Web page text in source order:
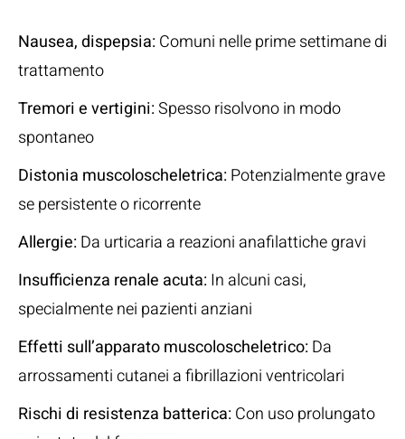
Nausea, dispepsia:Comuni nelle prime settimane di
trattamento
Tremori e vertigini:Spesso risolvono in modo
spontaneo
Distonia muscoloscheletrica:Potenzialmente grave
se persistente o ricorrente
Allergie:Da urticaria a reazioni anafilattiche gravi
Insufficienza renale acuta:In alcuni casi,
specialmente nei pazienti anziani
Effetti sull’apparato muscoloscheletrico:Da
arrossamenti cutanei a fibrillazioni ventricolari
Rischi di resistenza batterica:Con uso prolungato